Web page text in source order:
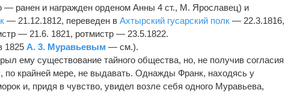
— ранен и награжден орденом Анны 4 ст., М. Ярославец) и
— 21.12.1812, переведен вАхтырский гусарский полк — 22.3.1816,
— 21.6. 1821, ротмистр — 23.5.1822.
1825А. 3. Муравьевым — см.).
ему существование тайного общества, но, не получив согласия
по крайней мере, не выдавать. Однажды Франк, находясь у
и, придя в чувство, увидел возле себя одного Муравьева,